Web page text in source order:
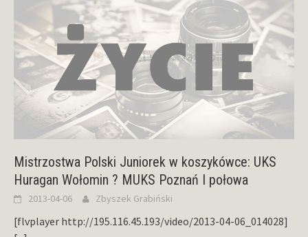
Mistrzostwa Polski Juniorek w koszykówce: UKS
Huragan Wołomin ? MUKS Poznań I połowa
2013-04-06 Zbyszek Grabiński
[flvplayer http://195.116.45.193/video/2013-04-06_014028]